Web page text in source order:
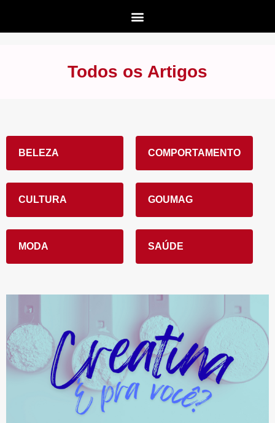
Todos os Artigos
BELEZA COMPORTAMENTO
CULTURA GOUMAG
MODA SAÚDE